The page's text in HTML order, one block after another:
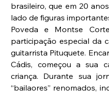
brasileiro, que em 20
lado de figuras
Poveda e Montse
participação especial da
guitarrista Pituquete.
Cádis, começou a sua
criança. Durante sua
“bailaores” renomados,